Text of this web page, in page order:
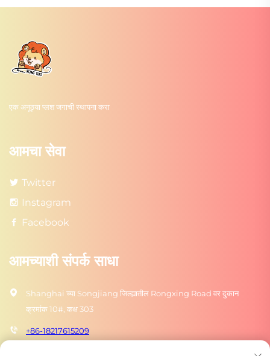
एक अनूठ्या प्लश जगाची स्थापना करा
आमचा सेवा
Twitter
Instagram
Facebook
आमच्याशी संपर्क साधा
Shanghai च्या Songjiang जिल्ह्यातील Rongxing Road वर दुकान
क्रमांक 10#, कक्ष 303
+86-18217615209